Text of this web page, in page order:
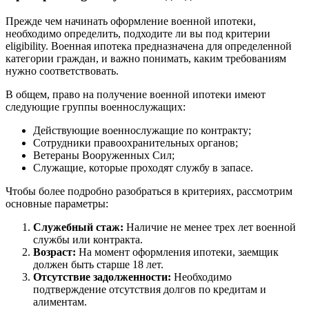
Прежде чем начинать оформление военной ипотеки,
необходимо определить, подходите ли вы под критерии
eligibility. Военная ипотека предназначена для определенной
категории граждан, и важно понимать, каким требованиям
нужно соответствовать.
В общем, право на получение военной ипотеки имеют
следующие группы военнослужащих:
Действующие военнослужащие по контракту;
Сотрудники правоохранительных органов;
Ветераны Вооруженных Сил;
Служащие, которые проходят службу в запасе.
Чтобы более подробно разобраться в критериях, рассмотрим
основные параметры:
Служебный стаж: Наличие не менее трех лет военной
службы или контракта.
Возраст: На момент оформления ипотеки, заемщик
должен быть старше 18 лет.
Отсутствие задолженности: Необходимо
подтверждение отсутствия долгов по кредитам и
алиментам.